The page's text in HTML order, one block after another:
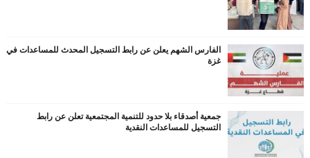
الفارس الشهم يعلن عن رابط التسجيل المحدث للمساعدات في
غزة
جمعية أصدقاء بلا حدود للتنمية المجتمعية تعلن عن رابط
التسجيل للمساعدات النقدية